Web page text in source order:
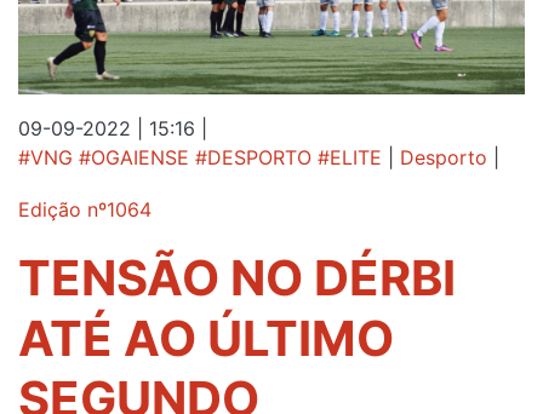
09-09-2022 | 15:16
#VNG #OGAIENSE #DESPORTO #ELITE
Desporto
Edição nº1064
TENSÃO NO DÉRBI
ATÉ AO ÚLTIMO
SEGUNDO